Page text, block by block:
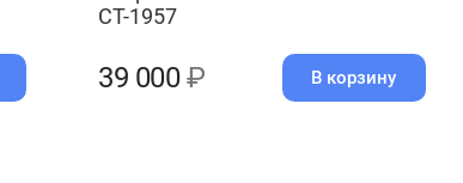
CT-1957
39 000₽ В корзину